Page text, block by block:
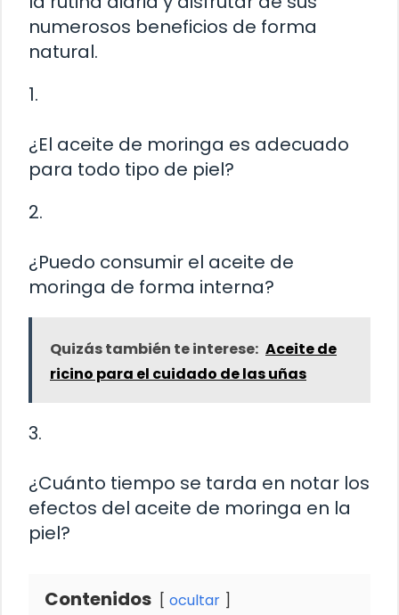
numerosos beneficios de forma
natural.
1.
¿El aceite de moringa es adecuado
para todo tipo de piel?
2.
¿Puedo consumir el aceite de
moringa de forma interna?
Quizás también te interese: Aceite de
ricino para el cuidado de las uñas
3.
¿Cuánto tiempo se tarda en notar los
efectos del aceite de moringa en la
piel?
Contenidos ocultar